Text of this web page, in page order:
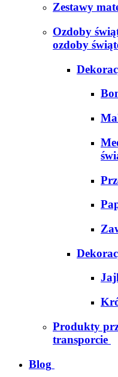
Zestawy
Ozdoby
ozdoby
Produkty
transporcie
Blog